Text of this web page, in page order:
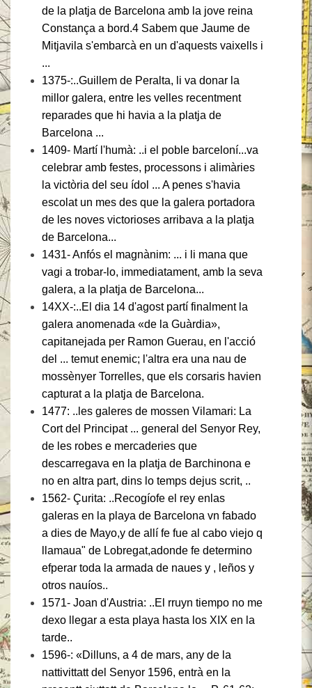
de la platja de Barcelona amb la jove reina
Constança a bord.4 Sabem que Jaume de
Mitjavila s'embarcà en un d'aquests vaixells i
...
1375-:..Guillem de Peralta, li va donar la
millor galera, entre les velles recentment
reparades que hi havia a la platja de
Barcelona ...
1409- Martí l'humà: ..i el poble barceloní...va
celebrar amb festes, processons i alimàries
la victòria del seu ídol ... A penes s'havia
escolat un mes des que la galera portadora
de les noves victorioses arribava a la platja
de Barcelona...
1431- Anfós el magnànim: ... i li mana que
vagi a trobar-lo, immediatament, amb la seva
galera, a la platja de Barcelona...
14XX-:..El dia 14 d'agost partí finalment la
galera anomenada «de la Guàrdia»,
capitanejada per Ramon Guerau, en l'acció
del ... temut enemic; l'altra era una nau de
mossènyer Torrelles, que els corsaris havien
capturat a la platja de Barcelona.
1477: ..les galeres de mossen Vilamari: La
Cort del Principat ... general del Senyor Rey,
de les robes e mercaderies que
descarregava en la platja de Barchinona e
no en altra part, dins lo temps dejus scrit, ..
1562- Çurita: ..Recogíofe el rey enlas
galeras en la playa de Barcelona vn fabado
a dies de Mayo,y de allí fe fue al cabo viejo q
llamaua" de Lobregat,adonde fe determino
efperar toda la armada de naues y , leños y
otros nauíos..
1571- Joan d'Austria: ..El rruyn tiempo no me
dexo llegar a esta playa hasta los XIX en la
tarde..
1596-: «Dilluns, a 4 de mars, any de la
nattivittatt del Senyor 1596, entrà en la